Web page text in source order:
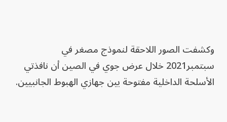
وكشفت الصور اللاحقة لنموذج مصغر في
سبتمبر2021 خلال عرض جوي في الصين أن نافذتي
الأسلحة الداخلية مفتوحة بين جهازي الهبوط الجانبيين.